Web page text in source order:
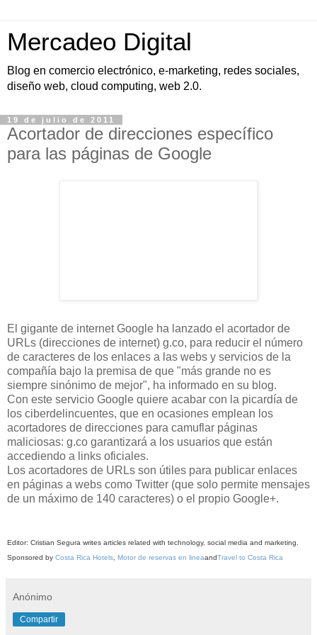
Mercadeo Digital
Blog en comercio electrónico, e-marketing, redes sociales,
diseño web, cloud computing, web 2.0.
19 de julio de 2011
Acortador de direcciones específico
para las páginas de Google
El gigante de internet Google ha lanzado el acortador de
URLs (direcciones de internet) g.co, para reducir el número
de caracteres de los enlaces a las webs y servicios de la
compañía bajo la premisa de que "más grande no es
siempre sinónimo de mejor", ha informado en su blog.
Con este servicio Google quiere acabar con la picardía de
los ciberdelincuentes, que en ocasiones emplean los
acortadores de direcciones para camuflar páginas
maliciosas: g.co garantizará a los usuarios que están
accediendo a links oficiales.
Los acortadores de URLs son útiles para publicar enlaces
en páginas a webs como Twitter (que solo permite mensajes
de un máximo de 140 caracteres) o el propio Google+.
Editor: Cristian Segura writes articles related with technology, social media and marketing.
Sponsored by Costa Rica Hotels Motor de reservas en lineaandTravel to Costa Rica
Anónimo
Compartir